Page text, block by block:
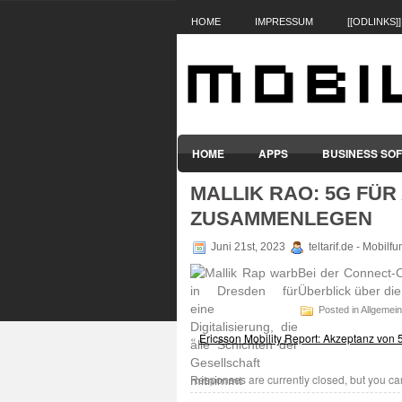
HOME IMPRESSUM [[ODLINKS]]
HOME APPS BUSINESS
SMARTPHONES & HANDYS
MALLIK RAO: 5G
ZUSAMMENLEGEN
Juni 21st, 2023 teltarif.de -
Bei der Connect-
Über­blick über
Posted in Allgemein
«Ericsson Mobility Report: Akzeptanz von
Responses are currently closed, but you